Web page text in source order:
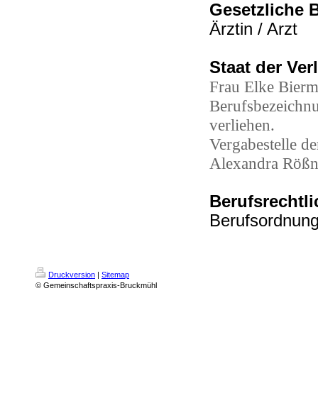
Gesetzliche
Ärztin / Arzt
Staat der
Frau Elke
verliehen.
Vergabestelle
Alexandra
Druckversion | Sitemap
© Gemeinschaftspraxis-Bruckmühl